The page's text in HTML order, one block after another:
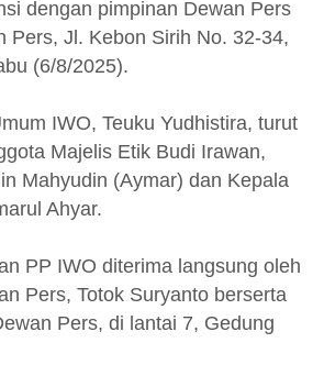
dengan pimpinan Dewan Pers
Pers, Jl. Kebon Sirih No. 32-34,
(6/8/2025).
IWO, Teuku Yudhistira, turut
Majelis Etik Budi Irawan,
Mahyudin (Aymar) dan Kepala
Ahyar.
PP IWO diterima langsung oleh
Pers, Totok Suryanto berserta
Pers, di lantai 7, Gedung